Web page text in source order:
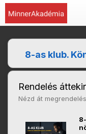
8-as klub.
Rendelés
Nézd át